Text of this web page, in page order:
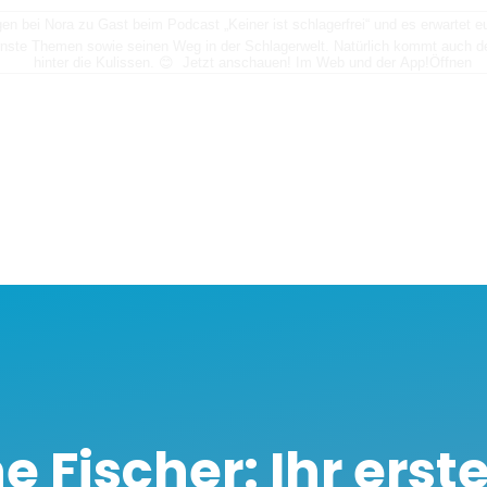
bei Nora zu Gast beim Podcast „Keiner ist schlagerfrei“ und es erwartet
Themen sowie seinen Weg in der Schlagerwelt. Natürlich kommt auch
Fischer: Ihr